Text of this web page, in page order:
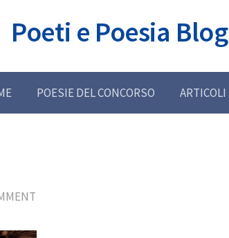
Poeti e Poesia Blog
POESIE DEL CONCORSO ARTICOLI